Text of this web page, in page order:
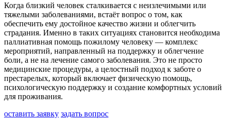
Когда близкий человек сталкивается с неизлечимыми или
тяжелыми заболеваниями, встаёт вопрос о том, как
обеспечить ему достойное качество жизни и облегчить
страдания. Именно в таких ситуациях становится необходима
паллиативная помощь пожилому человеку — комплекс
мероприятий, направленный на поддержку и облегчение
боли, а не на лечение самого заболевания. Это не просто
медицинские процедуры, а целостный подход к заботе о
престарелых, который включает физическую помощь,
психологическую поддержку и создание комфортных условий
для проживания.
оставить заявку задать вопрос